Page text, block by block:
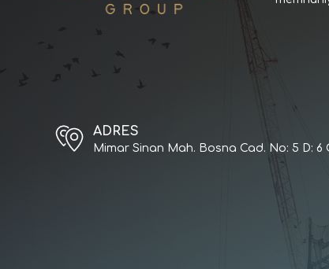
ADRES
Mimar Sinan Mah. Bosna Cad. No: 5 D: